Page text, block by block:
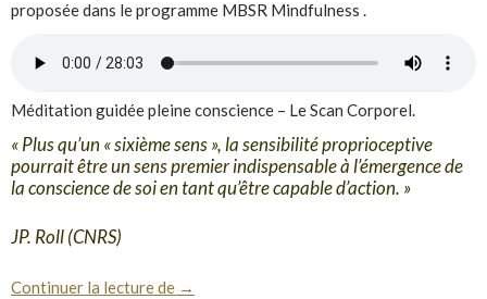
proposée dans le programme MBSR Mindfulness .
Méditation guidée pleine conscience – Le Scan Corporel.
« Plus qu’un « sixième sens », la sensibilité proprioceptive
pourrait être un sens premier indispensable à l’émergence de
la conscience de soi en tant qu’être capable d’action. »
JP. Roll (CNRS)
Continuer la lecture de Le scan corporel : Méditation audio
→